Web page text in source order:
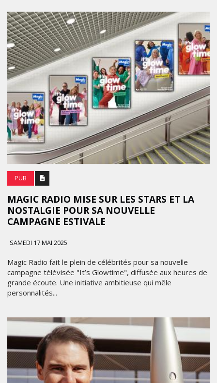
PUB
MAGIC RADIO MISE SUR LES STARS ET LA
NOSTALGIE POUR SA NOUVELLE
CAMPAGNE ESTIVALE
SAMEDI 17 MAI 2025
Magic Radio fait le plein de célébrités pour sa nouvelle
campagne télévisée "It’s Glowtime", diffusée aux heures de
grande écoute. Une initiative ambitieuse qui mêle
personnalités...